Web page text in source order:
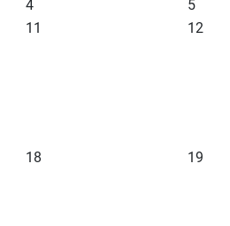
4 5
11 12
18 19